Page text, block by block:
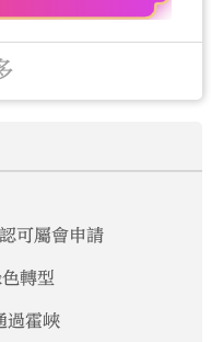
可屬會申請
轉型
過霍峽